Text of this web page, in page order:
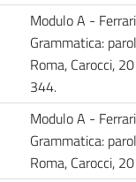
Modulo A -
Grammatica:
Roma, Carocci,
344.
Modulo A -
Grammatica:
Roma, Carocci,